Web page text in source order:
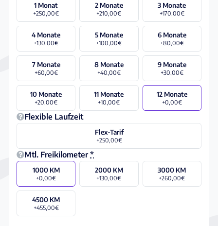
1 Monat
+250,00€
2 Monate
+210,00€
3 Monate
+170,00€
4 Monate
+130,00€
5 Monate
+100,00€
6 Monate
+80,00€
7 Monate
+60,00€
8 Monate
+40,00€
9 Monate
+30,00€
10 Monate
+20,00€
11 Monate
+10,00€
12 Monate
+0,00€
Flexible Laufzeit
Flex-Tarif
+250,00€
Mtl. Freikilometer *
1000 KM
+0,00€
2000 KM
+130,00€
3000 KM
+260,00€
4500 KM
+455,00€